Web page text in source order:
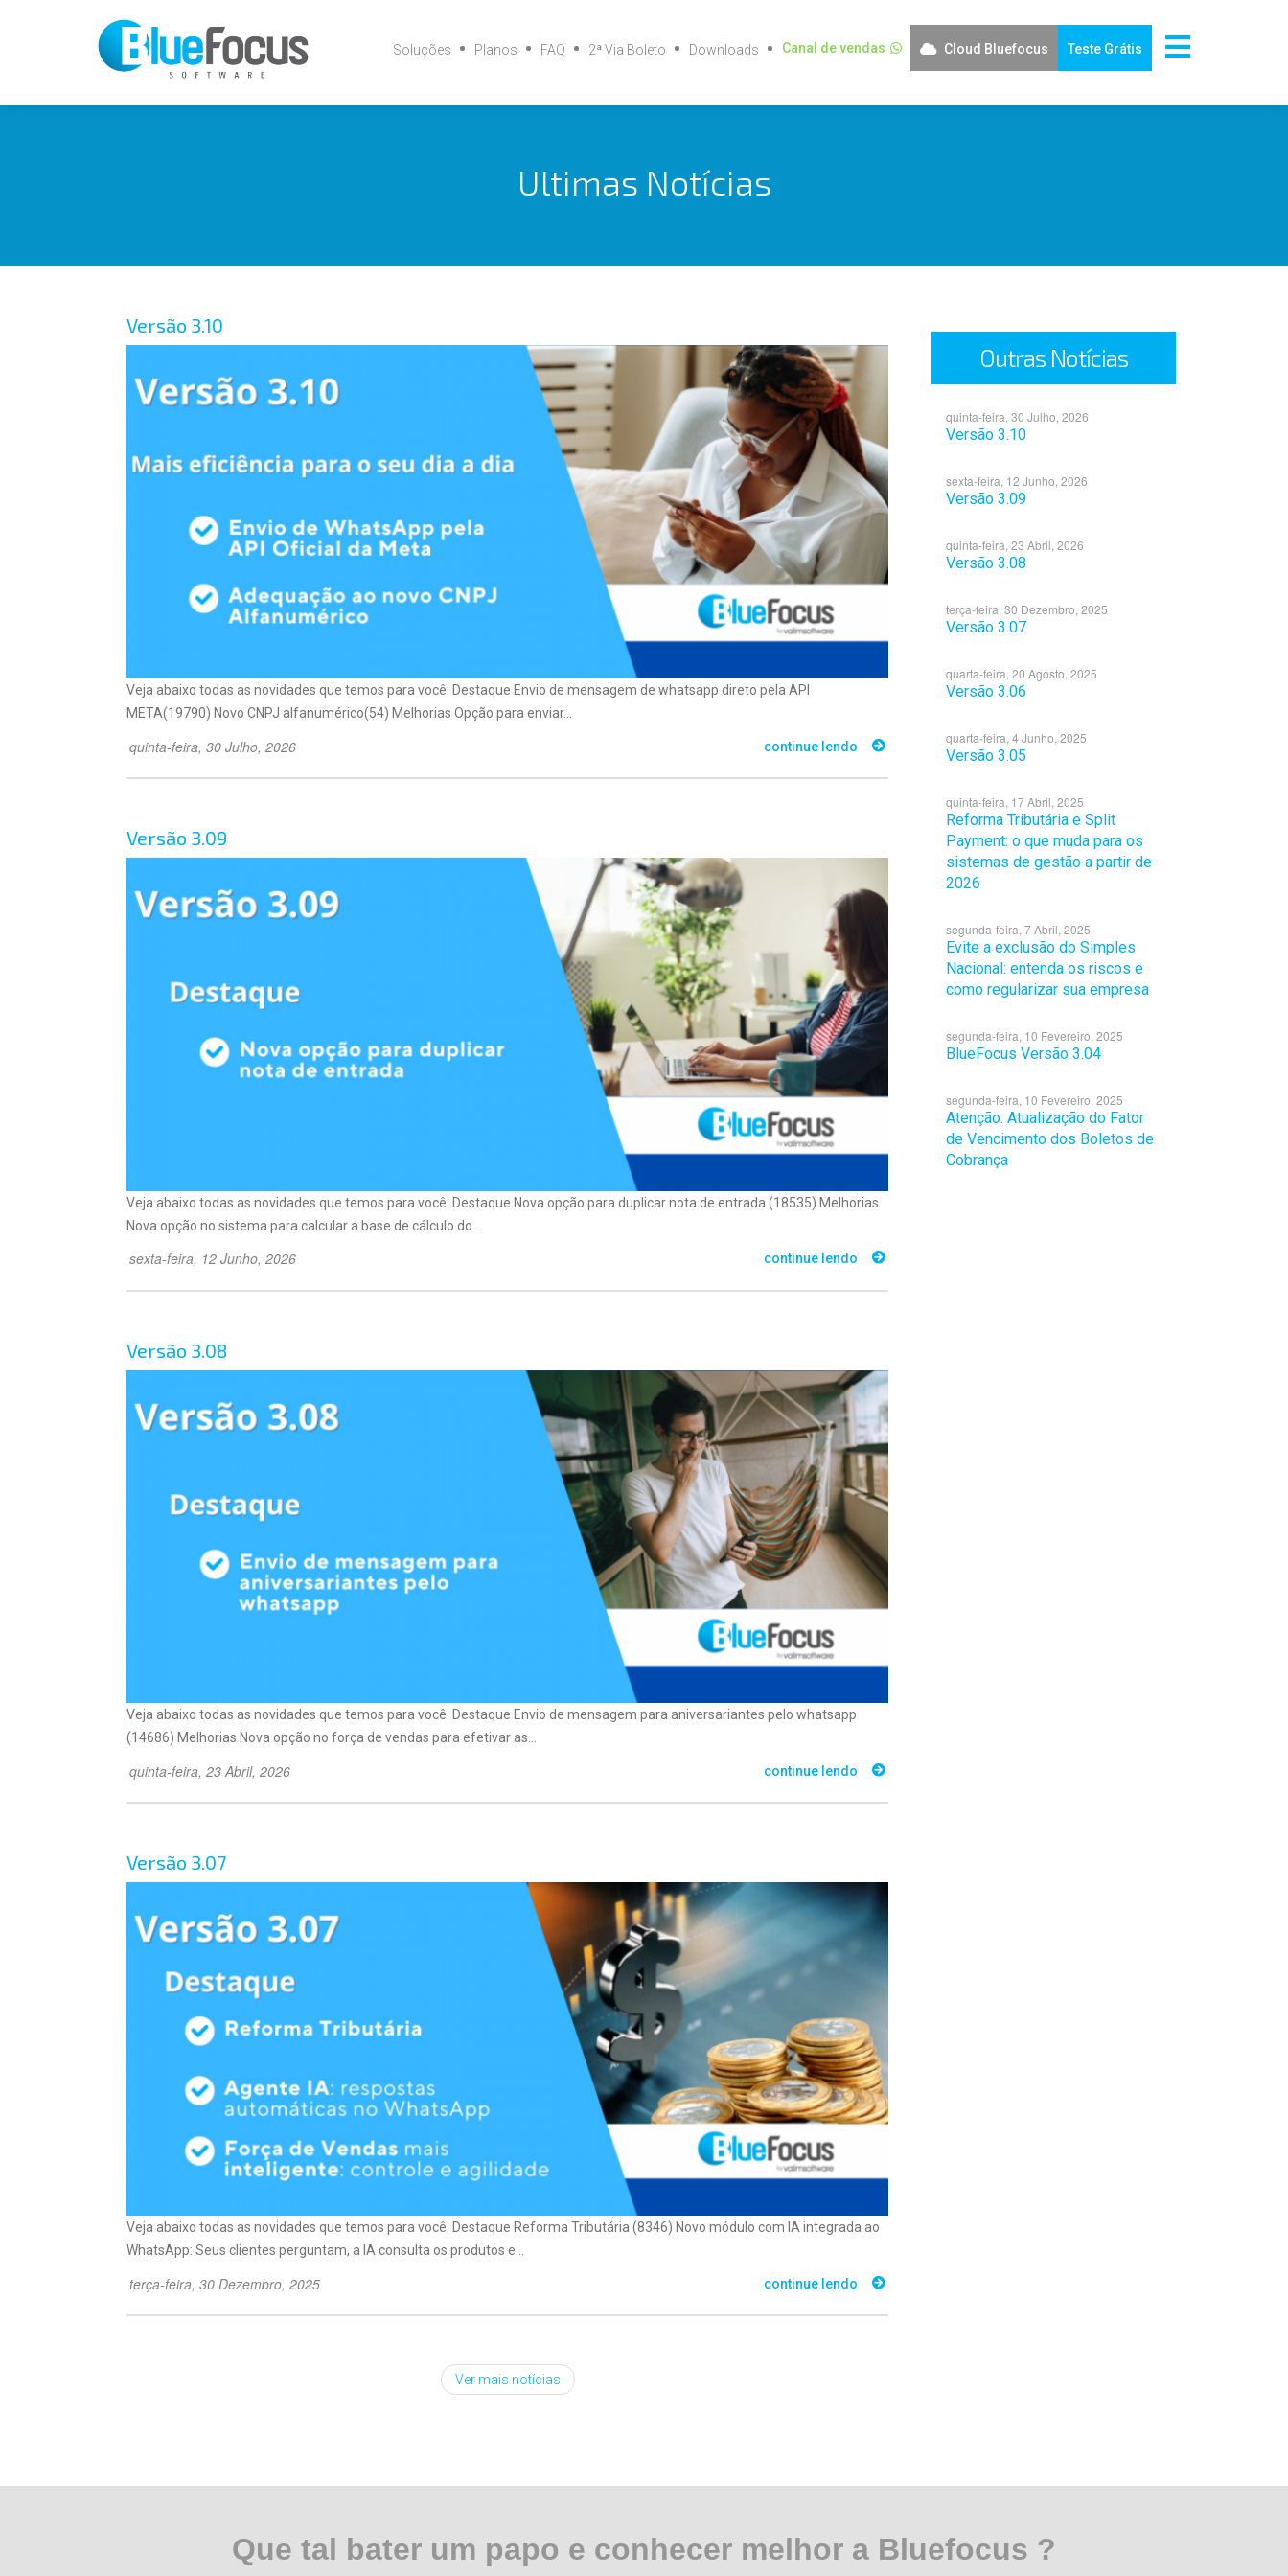
Soluções Planos FAQ 2ª Via Boleto Downloads Canal de vendas Cloud Bluefocus Teste Grátis
Ultimas Notícias
Versão 3.10
Veja abaixo todas as novidades que temos para você: Destaque Envio de mensagem de whatsapp direto pela API
META(19790) Novo CNPJ alfanumérico(54) Melhorias Opção para enviar...
quinta-feira, 30 Julho, 2026 continue lendo
Versão 3.09
Veja abaixo todas as novidades que temos para você: Destaque Nova opção para duplicar nota de entrada (18535) Melhorias
Nova opção no sistema para calcular a base de cálculo do...
sexta-feira, 12 Junho, 2026 continue lendo
Versão 3.08
Veja abaixo todas as novidades que temos para você: Destaque Envio de mensagem para aniversariantes pelo whatsapp
(14686) Melhorias Nova opção no força de vendas para efetivar as...
quinta-feira, 23 Abril, 2026 continue lendo
Versão 3.07
Veja abaixo todas as novidades que temos para você: Destaque Reforma Tributária (8346) Novo módulo com IA integrada ao
WhatsApp: Seus clientes perguntam, a IA consulta os produtos e...
terça-feira, 30 Dezembro, 2025 continue lendo
Ver mais notícias
Outras Notícias
quinta-feira, 30 Julho, 2026
Versão 3.10
sexta-feira, 12 Junho, 2026
Versão 3.09
quinta-feira, 23 Abril, 2026
Versão 3.08
terça-feira, 30 Dezembro, 2025
Versão 3.07
quarta-feira, 20 Agosto, 2025
Versão 3.06
quarta-feira, 4 Junho, 2025
Versão 3.05
quinta-feira, 17 Abril, 2025
Reforma Tributária e Split
Payment: o que muda para os
sistemas de gestão a partir de
2026
segunda-feira, 7 Abril, 2025
Evite a exclusão do Simples
Nacional: entenda os riscos e
como regularizar sua empresa
segunda-feira, 10 Fevereiro, 2025
BlueFocus Versão 3.04
segunda-feira, 10 Fevereiro, 2025
Atenção: Atualização do Fator
de Vencimento dos Boletos de
Cobrança
Que tal bater um papo e conhecer melhor a Bluefocus ?